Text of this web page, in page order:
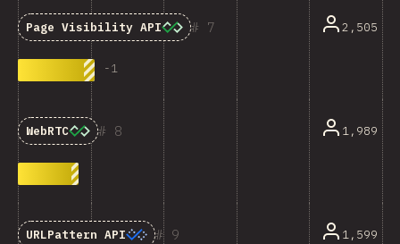
7
Page Visibility API
-1
2,505
8
WebRTC 1,989
9
URLPattern API 1,599